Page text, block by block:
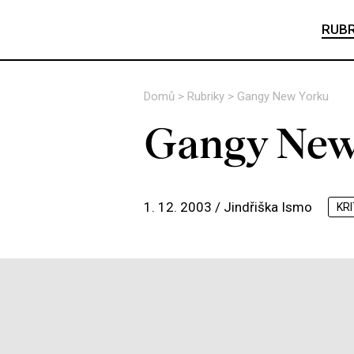
Domů > Rubriky > Gangy New Yorku
Gangy
1. 12. 2003 / Jindřiška Ismo